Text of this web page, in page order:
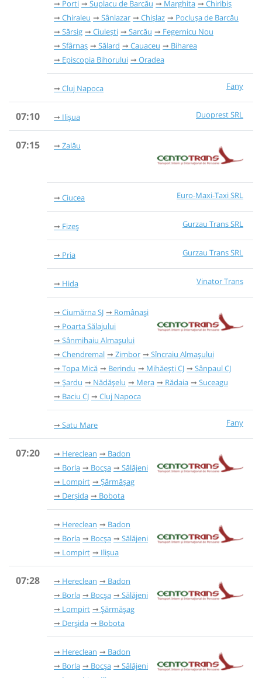
Porti
Suplacu de Barcău Marghita
Chiribiș
Chiraleu
Sânlazar Chișlaz
Poclușa de Barcău
Sărsig
Ciulești Sarcău
Fegernicu Nou
Sfârnaș
Sălard Cauaceu
Biharea
Episcopia Bihorului
Oradea
Fany
Cluj Napoca
07:10 Duoprest SRL
Ilișua
07:15 Zalău
Euro-Maxi-Taxi SRL
Ciucea
Gurzau Trans SRL
Fizeș
Gurzau Trans SRL
Pria
Vinator Trans
Hida
Ciumărna SJ
Românași
Poarta Sălajului
Sânmihaiu Almașului
Chendremal
Zimbor
Sîncraiu Almașului
Topa Mică
Berindu Mihăești CJ
Sânpaul CJ
Șardu
Nădășelu Mera Rădaia
Suceagu
Baciu CJ
Cluj Napoca
Fany
Satu Mare
07:20 Hereclean
Badon
Borla
Bocșa
Sălăjeni
Lompirt
Șărmășag
Derșida
Bobota
Hereclean
Badon
Borla
Bocșa
Sălăjeni
Lompirt
Ilișua
07:28 Hereclean
Badon
Borla
Bocșa
Sălăjeni
Lompirt
Șărmășag
Derșida
Bobota
Hereclean
Badon
Borla
Bocșa
Sălăjeni